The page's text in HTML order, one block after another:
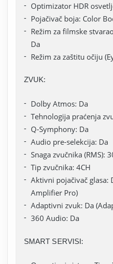
Optimizator HDR
Pojačivač boja: Color
Režim za filmske
Da
Režim za zaštitu očiju
ZVUK:
Dolby Atmos: Da
Tehnologija praćenja
Q-Symphony: Da
Audio pre-selekcija: Da
Snaga zvučnika (RMS):
Tip zvučnika: 4CH
Aktivni pojačivač glasa:
Amplifier Pro)
Adaptivni zvuk: Da
360 Audio: Da
SMART SERVISI: